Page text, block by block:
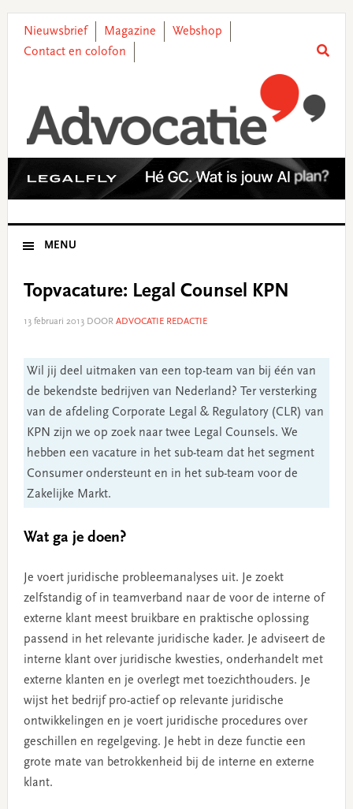
primary
main
primary
footer
Nieuwsbrief Magazine
Webshop
Contact en colofon
MENU
Topvacature: Legal Counsel KPN
13 februari 2013DOOR ADVOCATIE REDACTIE
Wil jij deel uitmaken van een top-team van bij één van
de bekendste bedrijven van Nederland? Ter versterking
van de afdeling Corporate Legal & Regulatory (CLR) van
KPN zijn we op zoek naar twee Legal Counsels. We
hebben een vacature in het sub-team dat het segment
Consumer ondersteunt en in het sub-team voor de
Zakelijke Markt.
Wat ga je doen?
Je voert juridische probleemanalyses uit. Je zoekt
zelfstandig of in teamverband naar de voor de interne of
externe klant meest bruikbare en praktische oplossing
passend in het relevante juridische kader. Je adviseert de
interne klant over juridische kwesties, onderhandelt met
externe klanten en je overlegt met toezichthouders. Je
wijst het bedrijf pro-actief op relevante juridische
ontwikkelingen en je voert juridische procedures over
geschillen en regelgeving. Je hebt in deze functie een
grote mate van betrokkenheid bij de interne en externe
klant.